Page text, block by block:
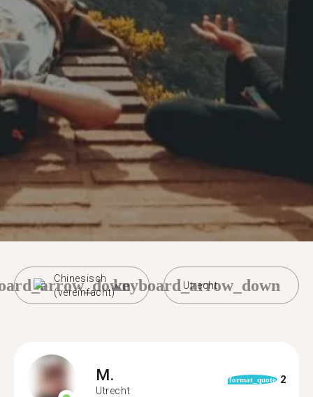
Chinesisch
(vereinfacht)
Utrecht
keyboard_arrow_down
M.
Utrecht
format_quote 2